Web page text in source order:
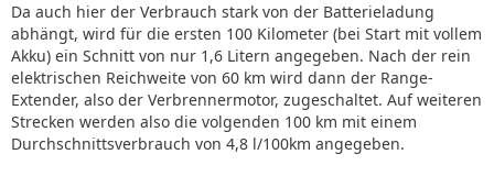
Da auch hier der Verbrauch stark von der Batterieladung
abhängt, wird für die ersten 100 Kilometer (bei Start mit vollem
Akku) ein Schnitt von nur 1,6 Litern angegeben. Nach der rein
elektrischen Reichweite von 60 km wird dann der Range-
Extender, also der Verbrennermotor, zugeschaltet. Auf weiteren
Strecken werden also die volgenden 100 km mit einem
Durchschnittsverbrauch von 4,8 l/100km angegeben.